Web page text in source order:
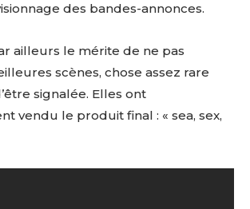
des bandes-annonces.
ailleurs le mérite de ne pas
scènes, chose assez rare
signalée. Elles ont
vendu le produit final : « sea, sex,